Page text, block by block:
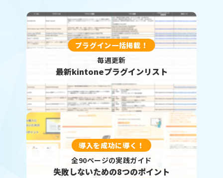
プラグイン一括掲載！
毎週更新
最新kintoneプラグインリスト
導入を成功に導く！
全90ページの実践ガイド
失敗しないための8つのポイント